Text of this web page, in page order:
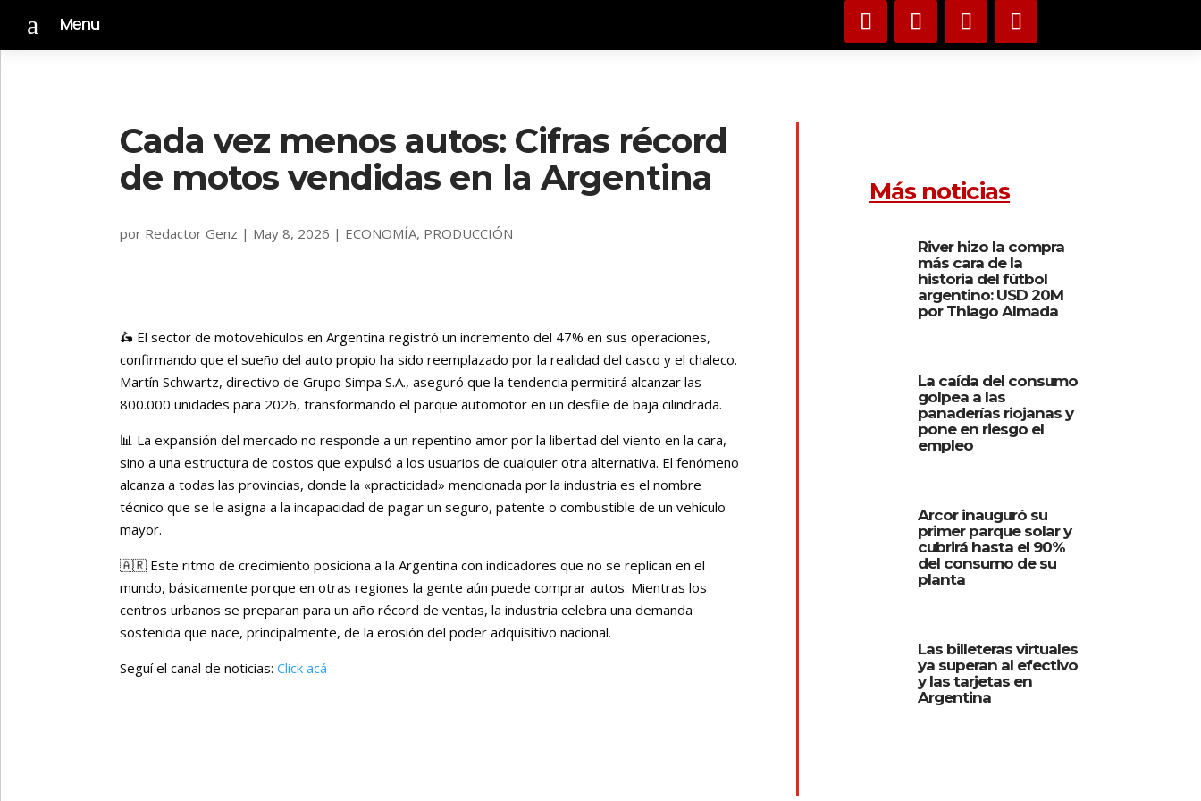
a Menu
Cada vez menos autos: Cifras récord
de motos vendidas en la Argentina
por Redactor Genz | May 8, 2026 | ECONOMÍA, PRODUCCIÓN
🛵 El sector de motovehículos en Argentina registró un incremento del 47% en sus operaciones,
confirmando que el sueño del auto propio ha sido reemplazado por la realidad del casco y el chaleco.
Martín Schwartz, directivo de Grupo Simpa S.A., aseguró que la tendencia permitirá alcanzar las
800.000 unidades para 2026, transformando el parque automotor en un desfile de baja cilindrada.
📊 La expansión del mercado no responde a un repentino amor por la libertad del viento en la cara,
sino a una estructura de costos que expulsó a los usuarios de cualquier otra alternativa. El fenómeno
alcanza a todas las provincias, donde la «practicidad» mencionada por la industria es el nombre
técnico que se le asigna a la incapacidad de pagar un seguro, patente o combustible de un vehículo
mayor.
🇦🇷 Este ritmo de crecimiento posiciona a la Argentina con indicadores que no se replican en el
mundo, básicamente porque en otras regiones la gente aún puede comprar autos. Mientras los
centros urbanos se preparan para un año récord de ventas, la industria celebra una demanda
sostenida que nace, principalmente, de la erosión del poder adquisitivo nacional.
Seguí el canal de noticias:Click acá
Más noticias
River hizo la compra
más cara de la
historia del fútbol
argentino: USD 20M
por Thiago Almada
La caída del consumo
golpea a las
panaderías riojanas y
pone en riesgo el
empleo
Arcor inauguró su
primer parque solar y
cubrirá hasta el 90%
del consumo de su
planta
Las billeteras virtuales
ya superan al efectivo
y las tarjetas en
Argentina